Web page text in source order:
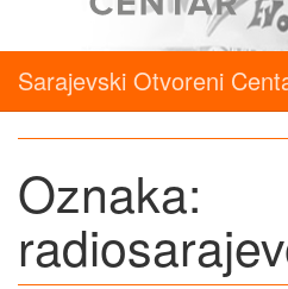
Sarajevski Otvoreni
Oznaka: